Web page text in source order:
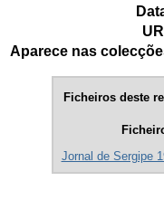
Aparece nas
Ficheiros deste
Jornal de Sergipe